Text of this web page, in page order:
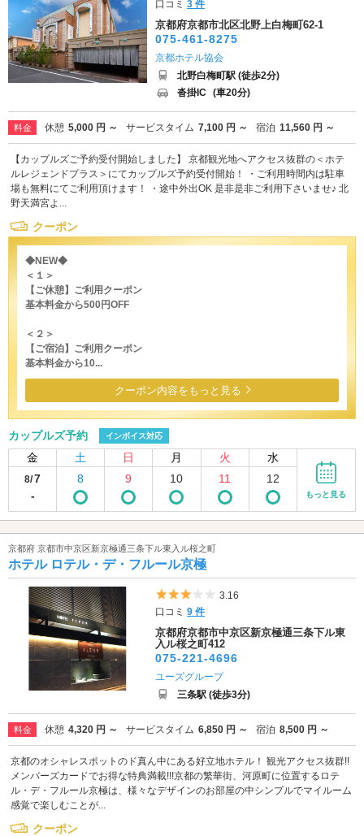
口コミ3 件
京都府京都市北区北野上白梅町62-1
075-461-8275
京都ホテル協会
北野白梅町駅 (徒歩2分)
沓掛IC (車20分)
料金 休憩 5,000 円 ～ サービスタイム 7,100 円 ～ 宿泊 11,560 円 ～
【カップルズご予約受付開始しました】 京都観光地へアクセス抜群の＜ホテ
ルレジェンドプラス＞にてカップルズ予約受付開始！ ・ご利用時間内は駐車
場も無料にてご利用頂けます！ ・途中外出OK 是非是非ご利用下さいませ♪ 北
野天満宮よ...
クーポン
◆NEW◆
＜１＞
【ご休憩】ご利用クーポン
基本料金から500円OFF
＜２＞
【ご宿泊】ご利用クーポン
基本料金から10...
クーポン内容をもっと見る
カップルズ予約 インボイス対応
金 土 日 月 火 水
8/7
-
8 9 10 11 12
もっと見る
京都府 京都市中京区新京極通三条下ル東入ル桜之町
ホテル ロテル・デ・フルール京極
5つ星のうち3
3.16
口コミ9 件
京都府京都市中京区新京極通三条下ル東
入ル桜之町412
075-221-4696
ユーズグループ
三条駅 (徒歩3分)
料金 休憩 4,320 円 ～ サービスタイム 6,850 円 ～ 宿泊 8,500 円 ～
京都のオシャレスポットのド真ん中にある好立地ホテル！ 観光アクセス抜群!!
メンバーズカードでお得な特典満載!!!京都の繁華街、河原町に位置するロテ
ル・デ・フルール京極は、様々なデザインのお部屋の中シンプルでマイルーム
感覚で楽しむことが...
クーポン